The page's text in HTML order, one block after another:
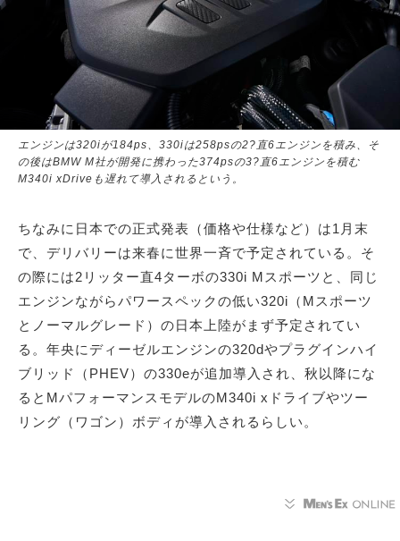
エンジンは320iが184ps、330iは258psの2?直6エンジンを積み、そ
の後はBMW M社が開発に携わった374psの3?直6エンジンを積む
M340i xDriveも遅れて導入されるという。
ちなみに日本での正式発表（価格や仕様など）は1月末
で、デリバリーは来春に世界一斉で予定されている。そ
の際には2リッター直4ターボの330i Mスポーツと、同じ
エンジンながらパワースペックの低い320i（Mスポーツ
とノーマルグレード）の日本上陸がまず予定されてい
る。年央にディーゼルエンジンの320dやプラグインハイ
ブリッド（PHEV）の330eが追加導入され、秋以降にな
るとMパフォーマンスモデルのM340i xドライブやツー
リング（ワゴン）ボディが導入されるらしい。